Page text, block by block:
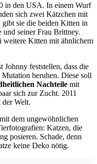
in den USA. In einem Wurf
sich zwei Kätzchen mit
sie die beiden Kitten in
seiner Frau Brittney.
weitere Kitten mit ähnlichem
Johnny feststellen, dass die
beruhen. Diese soll
Nachteile mit
sich zur Zucht. 2011
Welt.
dem ungewöhnlichen
Katzen, die
posieren. Schade, denn
keine Deko nötig.